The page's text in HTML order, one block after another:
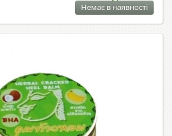
Немає в наявності